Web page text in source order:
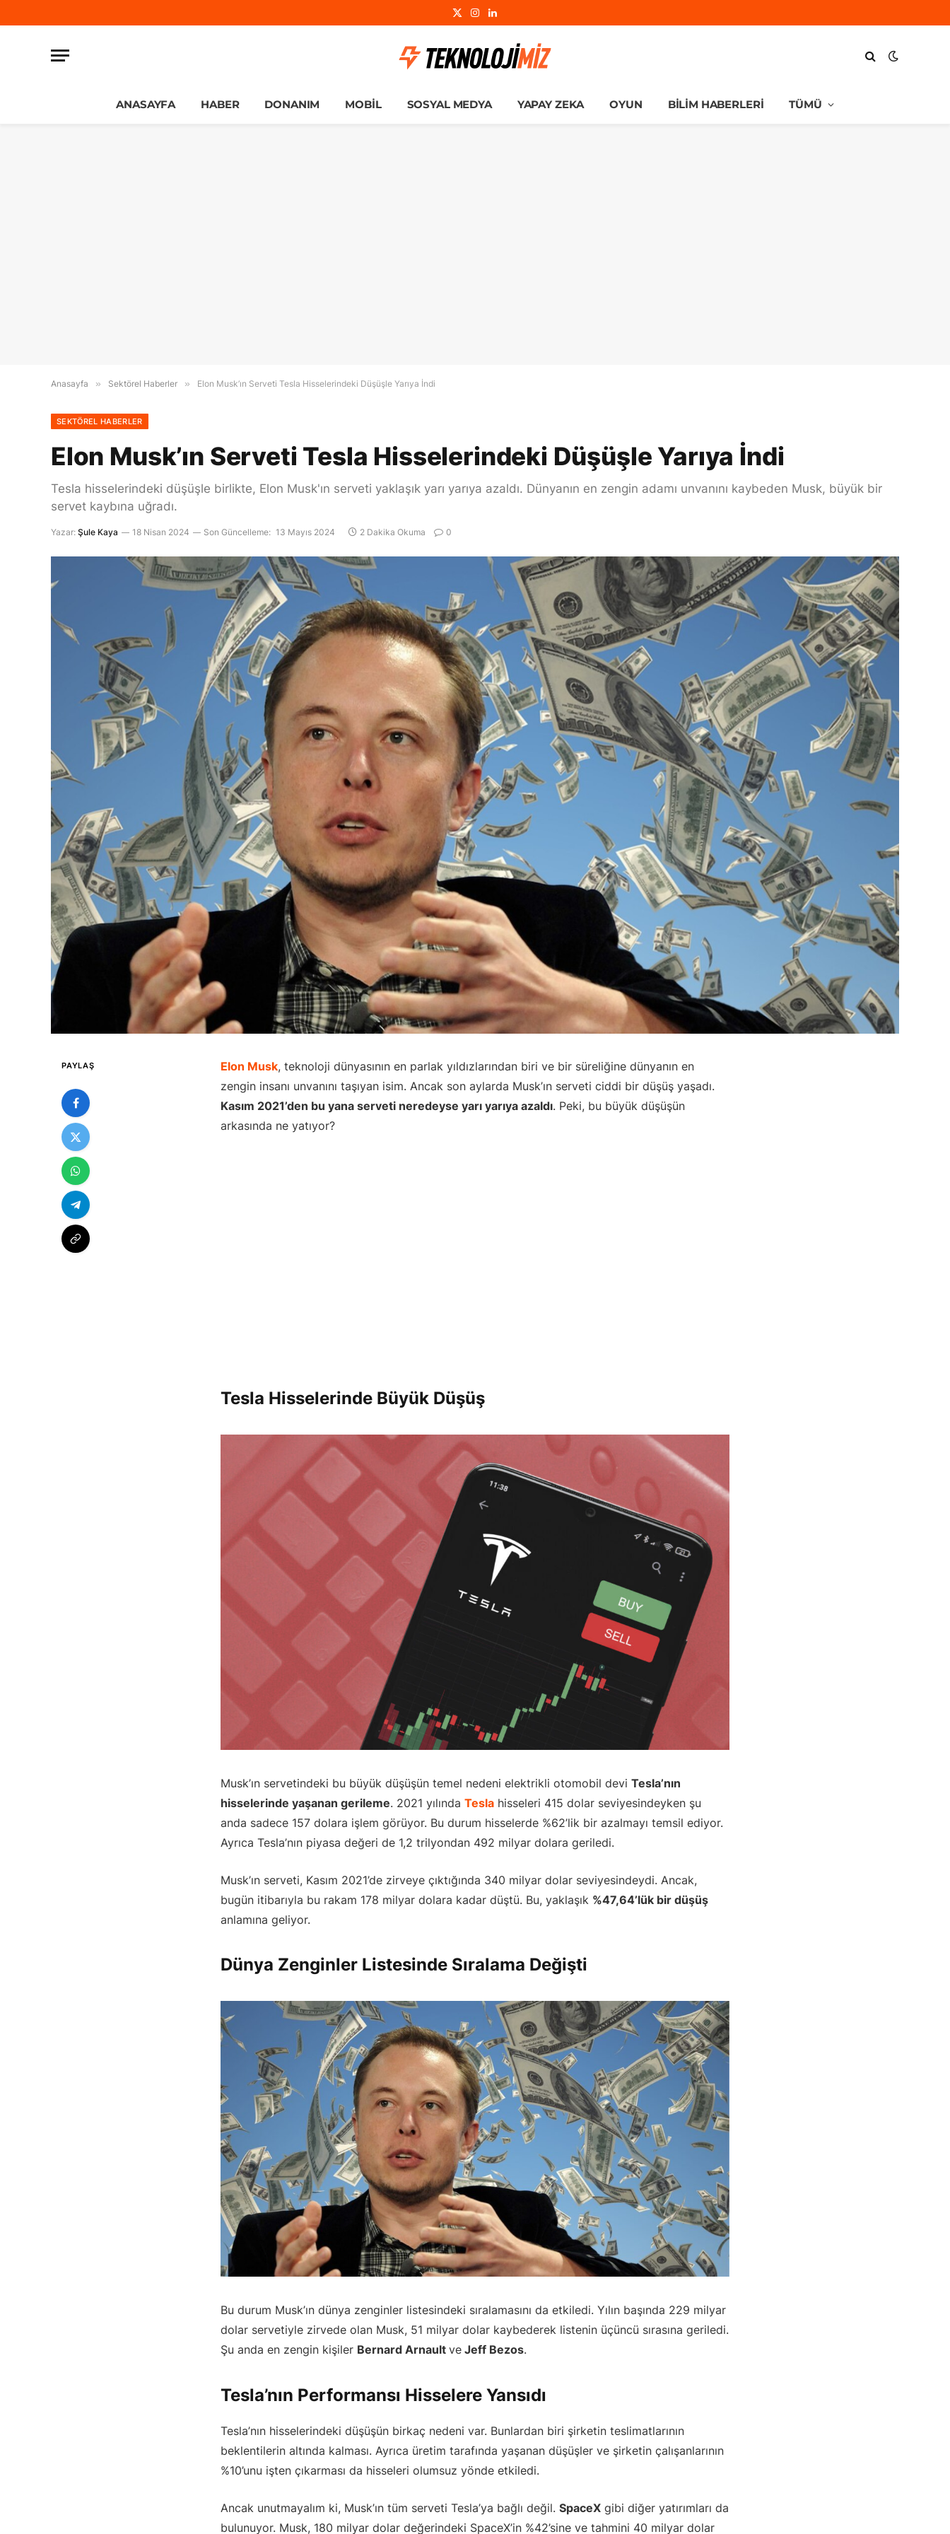
X
Instagram
LinkedIn
ANASAYFA HABER DONANIM MOBIL SOSYAL MEDYA YAPAY ZEKA OYUN BILIM HABERLERI TÜMÜ
Anasayfa » Sektörel Haberler » Elon Musk’ın Serveti Tesla Hisselerindeki Düşüşle Yarıya İndi
SEKTÖREL HABERLER
Elon Musk’ın Serveti Tesla Hisselerindeki Düşüşle Yarıya İndi
Tesla hisselerindeki düşüşle birlikte, Elon Musk'ın serveti yaklaşık yarı yarıya azaldı. Dünyanın en zengin adamı unvanını kaybeden Musk, büyük bir
servet kaybına uğradı.
Yazar: Şule Kaya 18 Nisan 2024 Son Güncelleme: 13 Mayıs 2024 2 Dakika Okuma 0
PAYLAŞ Elon Musk, teknoloji dünyasının en parlak yıldızlarından biri ve bir süreliğine dünyanın en
zengin insanı unvanını taşıyan isim. Ancak son aylarda Musk’ın serveti ciddi bir düşüş yaşadı.
Kasım 2021’den bu yana serveti neredeyse yarı yarıya azaldı. Peki, bu büyük düşüşün
arkasında ne yatıyor?
Tesla Hisselerinde Büyük Düşüş
Musk’ın servetindeki bu büyük düşüşün temel nedeni elektrikli otomobil devi Tesla’nın
hisselerinde yaşanan gerileme. 2021 yılında Tesla hisseleri 415 dolar seviyesindeyken şu
anda sadece 157 dolara işlem görüyor. Bu durum hisselerde %62’lik bir azalmayı temsil ediyor.
Ayrıca Tesla’nın piyasa değeri de 1,2 trilyondan 492 milyar dolara geriledi.
Musk’ın serveti, Kasım 2021’de zirveye çıktığında 340 milyar dolar seviyesindeydi. Ancak,
bugün itibarıyla bu rakam 178 milyar dolara kadar düştü. Bu, yaklaşık %47,64’lük bir düşüş
anlamına geliyor.
Dünya Zenginler Listesinde Sıralama Değişti
Bu durum Musk’ın dünya zenginler listesindeki sıralamasını da etkiledi. Yılın başında 229 milyar
dolar servetiyle zirvede olan Musk, 51 milyar dolar kaybederek listenin üçüncü sırasına geriledi.
Şu anda en zengin kişiler Bernard Arnault ve Jeff Bezos.
Tesla’nın Performansı Hisselere Yansıdı
Tesla’nın hisselerindeki düşüşün birkaç nedeni var. Bunlardan biri şirketin teslimatlarının
beklentilerin altında kalması. Ayrıca üretim tarafında yaşanan düşüşler ve şirketin çalışanlarının
%10’unu işten çıkarması da hisseleri olumsuz yönde etkiledi.
Ancak unutmayalım ki, Musk’ın tüm serveti Tesla’ya bağlı değil. SpaceX gibi diğer yatırımları da
bulunuyor. Musk, 180 milyar dolar değerindeki SpaceX’in %42’sine ve tahmini 40 milyar dolar